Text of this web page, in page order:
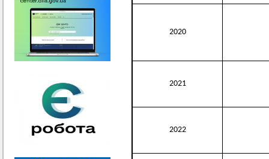
2020
2021
2022